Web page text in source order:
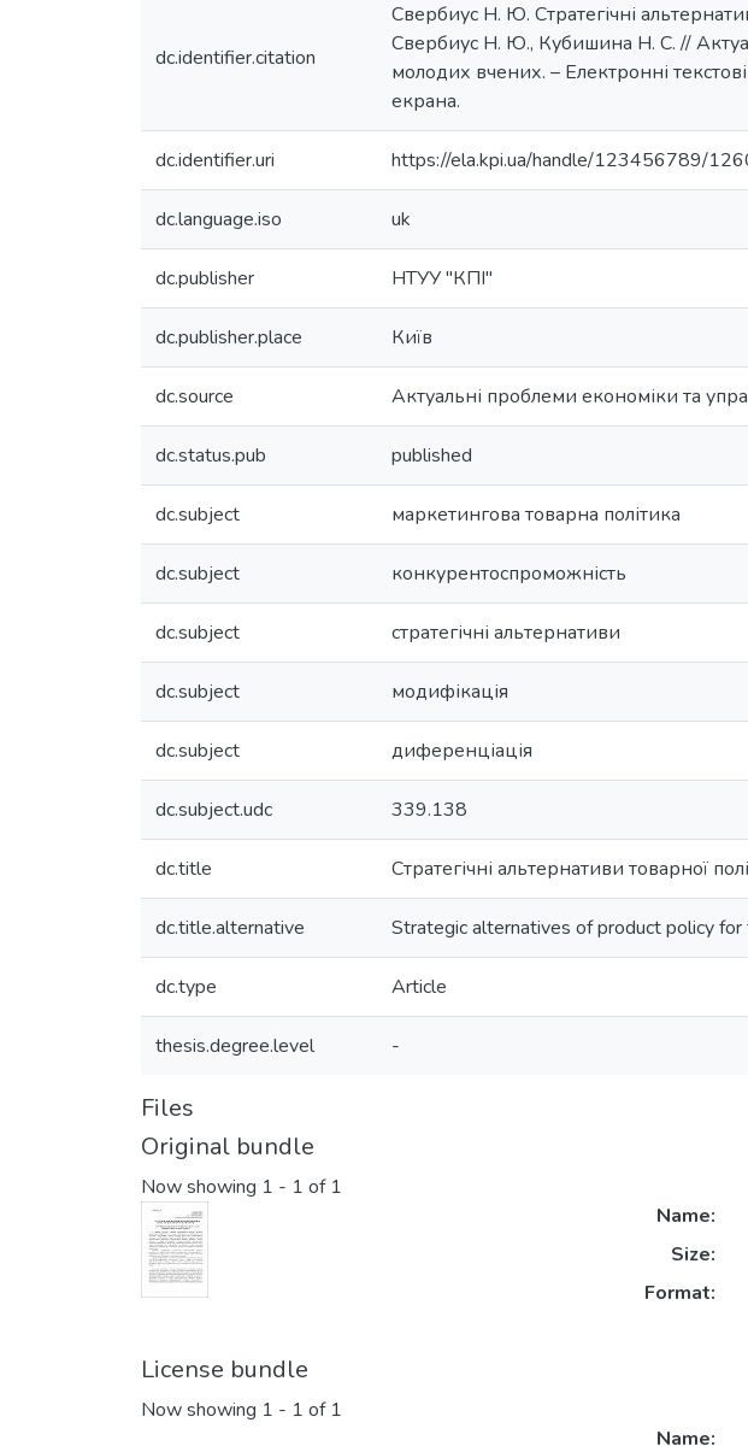
dc.identifier.citation
Свербиус Н. Ю. Стратегічні
Свербиус Н. Ю., Кубишина Н. С. //
молодих вчених. – Електронні
екрана.
dc.identifier.uri https://ela.kpi.ua/handle/123456789/
dc.language.iso uk
dc.publisher НТУУ "КПІ"
dc.publisher.place Київ
dc.source Актуальні проблеми економіки та
dc.status.pub published
dc.subject маркетингова товарна політика
dc.subject конкурентоспроможність
dc.subject стратегічні альтернативи
dc.subject модифікація
dc.subject диференціація
dc.subject.udc 339.138
dc.title Стратегічні альтернативи товарної
dc.title.alternative Strategic alternatives of product policy
dc.type Article
thesis.degree.level -
Files
Original bundle
Now showing 1 - 1 of 1
Name:
Size:
Format:
License bundle
Now showing 1 - 1 of 1
Name: